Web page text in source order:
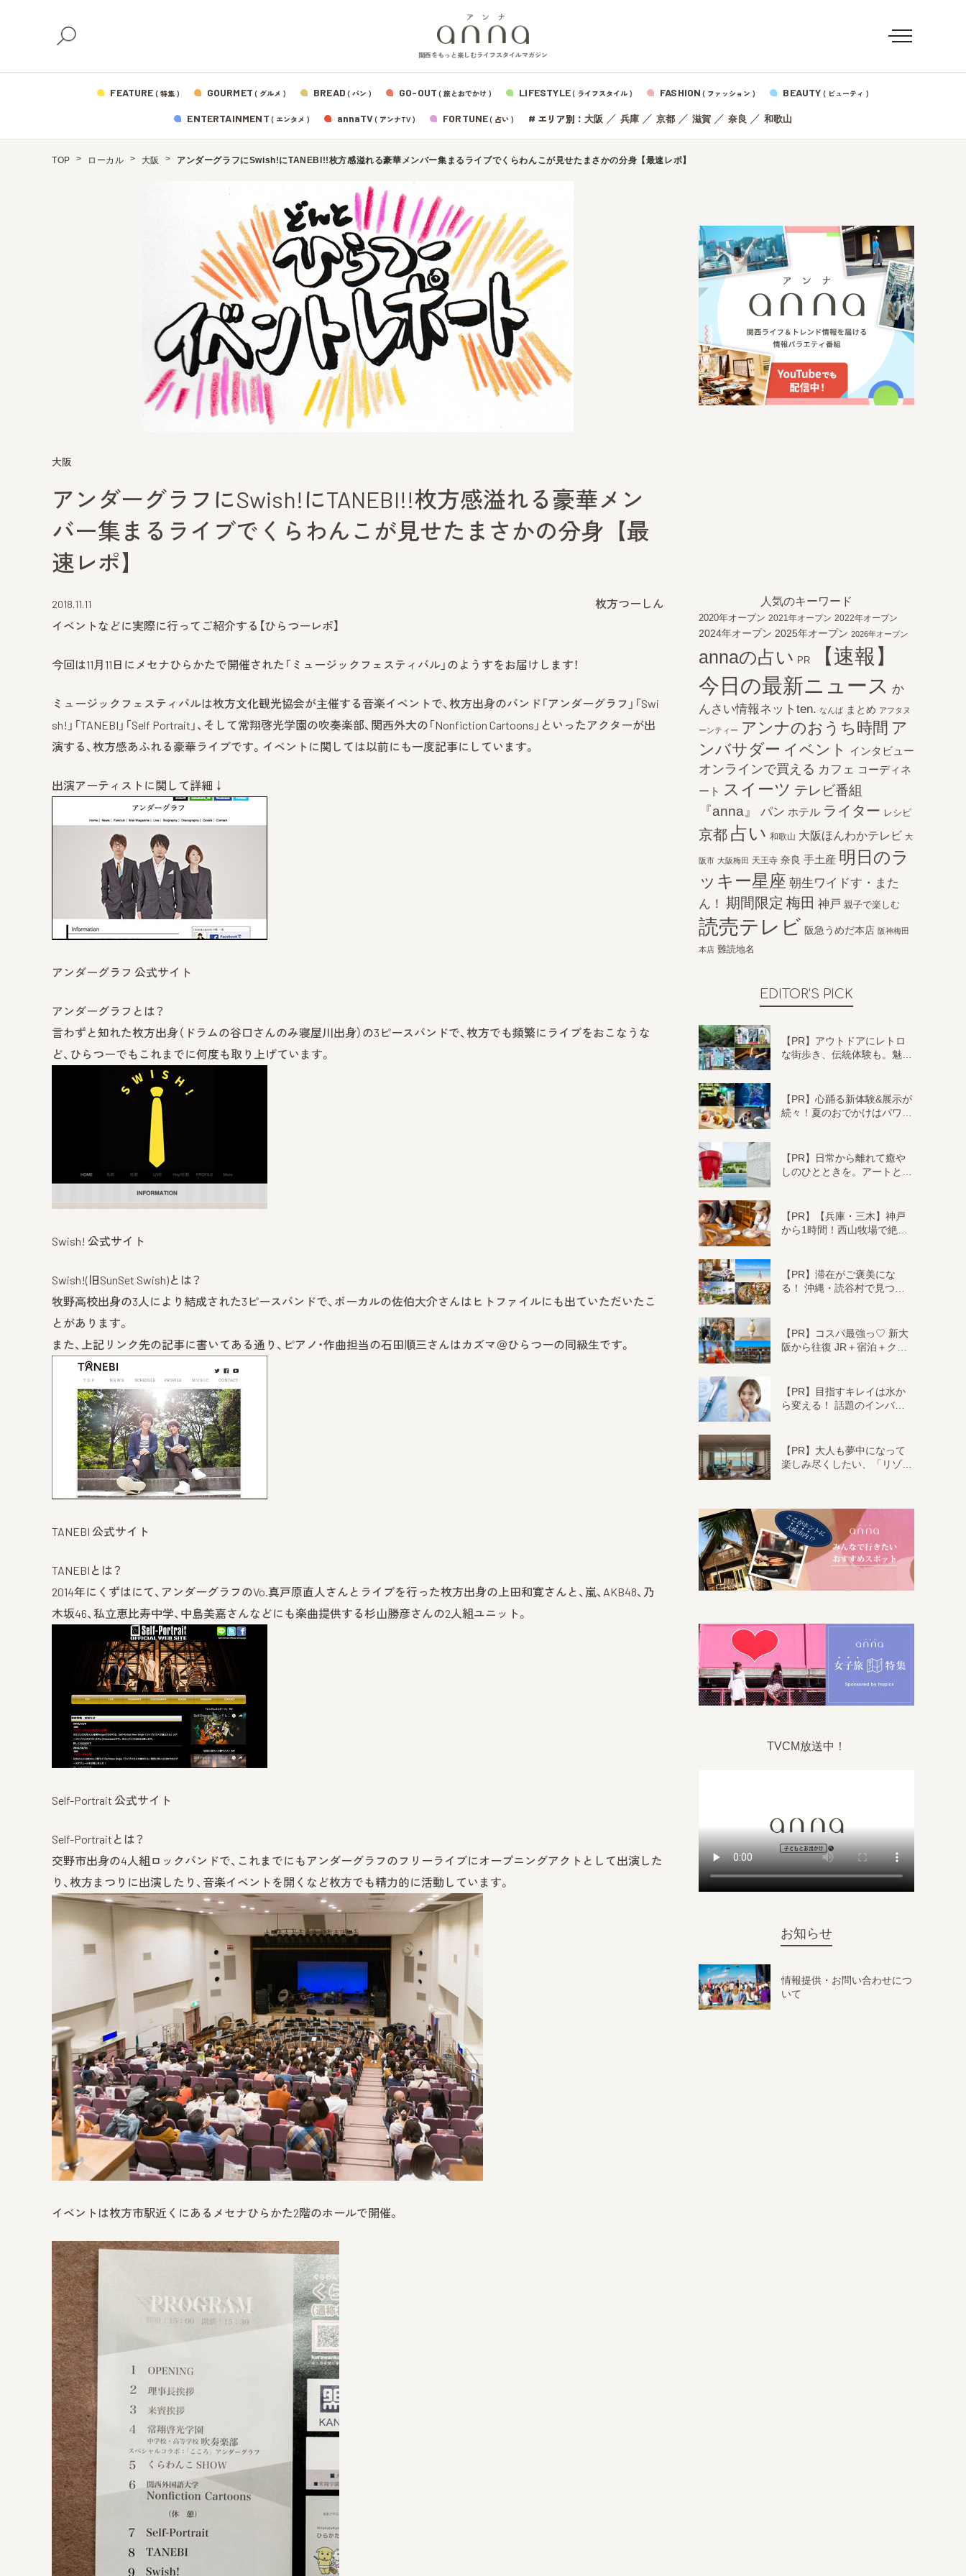
関西をもっと楽しむライフスタイルマガジン
FEATURE ( 特集 ) GOURMET ( グルメ ) BREAD ( パン ) GO-OUT ( 旅とおでかけ ) LIFESTYLE( ライフスタイル ) FASHION ( ファッション ) BEAUTY ( ビューティ )
ENTERTAINMENT ( エンタメ ) annaTV( アンナTV ) FORTUNE( 占い ) # エリア別： 大阪 ／ 兵庫／ 京都／ 滋賀／ 奈良 ／ 和歌山
TOP ローカル 大阪 アンダーグラフにSwish!にTANEBI!!枚方感溢れる豪華メンバー集まるライブでくらわんこが見せたまさかの分身【最速レポ】
大阪
アンダーグラフにSwish!にTANEBI!!枚方感溢れる豪華メン
バー集まるライブでくらわんこが見せたまさかの分身【最
速レポ】
2018.11.11
枚方つーしん
イベントなどに実際に行ってご紹介する【ひらつーレポ】
今回は11月11日にメセナひらかたで開催された「ミュージックフェスティバル」のようすをお届けします！
ミュージックフェスティバルは枚方文化観光協会が主催する音楽イベントで、枚方出身のバンド「アンダーグラフ」「Swi
sh!」「TANEBI」「Self Portrait」、そして常翔啓光学園の吹奏楽部、関西外大の「Nonfiction Cartoons」といったアクターが出
演する、枚方感あふれる豪華ライブです。イベントに関しては以前にも一度記事にしています。
出演アーティストに関して詳細↓
アンダーグラフ 公式サイト
アンダーグラフとは？
言わずと知れた枚方出身（ドラムの谷口さんのみ寝屋川出身）の3ピースバンドで、枚方でも頻繁にライブをおこなうな
ど、ひらつーでもこれまでに何度も取り上げています。
Swish! 公式サイト
Swish!(旧SunSet Swish)とは？
牧野高校出身の3人により結成された3ピースバンドで、ボーカルの佐伯大介さんはヒトファイルにも出ていただいたこ
とがあります。
また、上記リンク先の記事に書いてある通り、ピアノ・作曲担当の石田順三さんはカズマ＠ひらつーの同級生です。
TANEBI 公式サイト
TANEBIとは？
2014年にくずはにて、アンダーグラフのVo.真戸原直人さんとライブを行った枚方出身の上田和寛さんと、嵐、AKB48、乃
木坂46、私立恵比寿中学、中島美嘉さんなどにも楽曲提供する杉山勝彦さんの2人組ユニット。
Self-Portrait 公式サイト
Self-Portraitとは？
交野市出身の4人組ロックバンドで、これまでにもアンダーグラフのフリーライブにオープニングアクトとして出演した
り、枚方まつりに出演したり、音楽イベントを開くなど枚方でも精力的に活動しています。
イベントは枚方市駅近くにあるメセナひらかた2階のホールで開催。
人気のキーワード
2020年オープン 2021年オープン 2022年オープン
2024年オープン 2025年オープン 2026年オープン
annaの占い PR
【速報】
今日の最新ニュース か
んさい情報ネットten. なんば まとめ アフタヌ
ーンティー アンナのおうち時間 ア
ンバサダー イベント インタビュー
オンラインで買える カフェ コーディネ
ート
スイーツ テレビ番組
『anna』
パン ホテル ライター レシピ
京都 占い 和歌山 大阪ほんわかテレビ 大
阪市 大阪梅田 天王寺 奈良 手土産 明日のラ
ッキー星座 朝生ワイドす・また
ん！ 期間限定 梅田 神戸 親子で楽しむ
読売テレビ 阪急うめだ本店 阪神梅田
本店 難読地名
EDITOR'S PICK
【PR】アウトドアにレトロ
な街歩き、伝統体験も。魅…
【PR】心踊る新体験&展示が
続々！夏のおでかけはパワ…
【PR】日常から離れて癒や
しのひとときを。アートと…
【PR】【兵庫・三木】神戸
から1時間！西山牧場で絶…
【PR】滞在がご褒美にな
る！ 沖縄・読谷村で見つ…
【PR】コスパ最強っ♡ 新大
阪から往復 JR＋宿泊＋ク…
【PR】目指すキレイは水か
ら変える！ 話題のインバ…
【PR】大人も夢中になって
楽しみ尽くしたい、「リゾ…
TVCM放送中！
お知らせ
情報提供・お問い合わせにつ
いて